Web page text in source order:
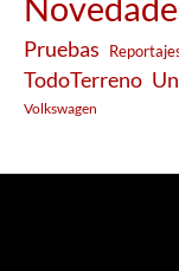
Pruebas
TodoTerreno
Volkswagen